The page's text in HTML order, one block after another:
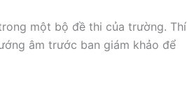
một bộ đề thi của trường. Thí
âm trước ban giám khảo để